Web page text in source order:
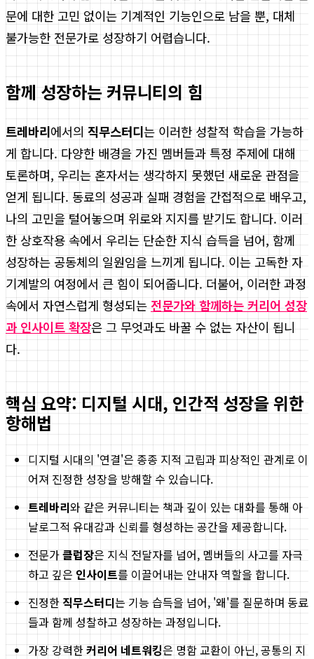
문에 대한 고민 없이는 기계적인 기능인으로 남을 뿐, 대체
불가능한 전문가로 성장하기 어렵습니다.
함께 성장하는 커뮤니티의 힘
트레바리에서의 직무스터디는 이러한 성찰적 학습을 가능하
게 합니다. 다양한 배경을 가진 멤버들과 특정 주제에 대해
토론하며, 우리는 혼자서는 생각하지 못했던 새로운 관점을
얻게 됩니다. 동료의 성공과 실패 경험을 간접적으로 배우고,
나의 고민을 털어놓으며 위로와 지지를 받기도 합니다. 이러
한 상호작용 속에서 우리는 단순한 지식 습득을 넘어, 함께
성장하는 공동체의 일원임을 느끼게 됩니다. 이는 고독한 자
기계발의 여정에서 큰 힘이 되어줍니다. 더불어, 이러한 과정
속에서 자연스럽게 형성되는 전문가와 함께하는 커리어 성장
과 인사이트 확장은 그 무엇과도 바꿀 수 없는 자산이 됩니
다.
핵심 요약: 디지털 시대, 인간적 성장을 위한
항해법
디지털 시대의 '연결'은 종종 지적 고립과 피상적인 관계로 이
어져 진정한 성장을 방해할 수 있습니다.
트레바리와 같은 커뮤니티는 책과 깊이 있는 대화를 통해 아
날로그적 유대감과 신뢰를 형성하는 공간을 제공합니다.
전문가클럽장은 지식 전달자를 넘어, 멤버들의 사고를 자극
하고 깊은 인사이트를 이끌어내는 안내자 역할을 합니다.
진정한직무스터디는 기능 습득을 넘어, '왜'를 질문하며 동료
들과 함께 성찰하고 성장하는 과정입니다.
가장 강력한커리어 네트워킹은 명함 교환이 아닌, 공통의 지